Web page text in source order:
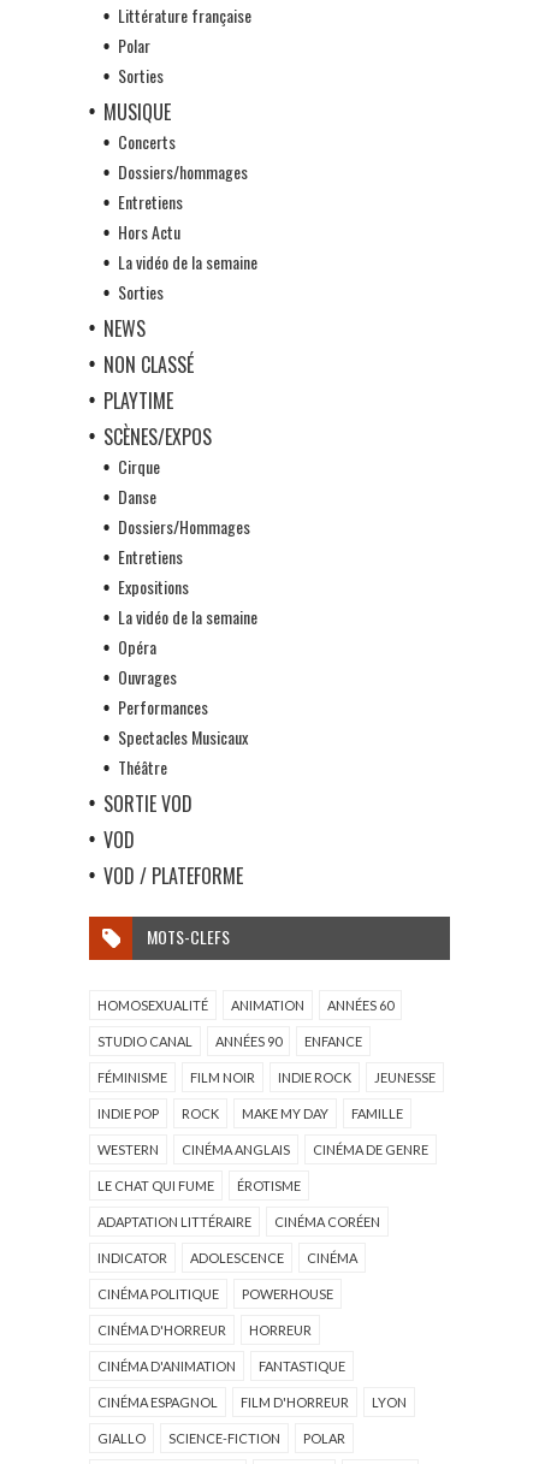
Littérature française
Polar
Sorties
MUSIQUE
Concerts
Dossiers/hommages
Entretiens
Hors Actu
La vidéo de la semaine
Sorties
NEWS
NON CLASSÉ
PLAYTIME
SCÈNES/EXPOS
Cirque
Danse
Dossiers/Hommages
Entretiens
Expositions
La vidéo de la semaine
Opéra
Ouvrages
Performances
Spectacles Musicaux
Théâtre
SORTIE VOD
VOD
VOD / PLATEFORME
MOTS-CLEFS
HOMOSEXUALITÉ ANIMATION ANNÉES 60
STUDIO CANAL ANNÉES 90 ENFANCE
FÉMINISME FILM NOIR INDIE ROCK JEUNESSE
INDIE POP ROCK MAKE MY DAY FAMILLE
WESTERN CINÉMA ANGLAIS CINÉMA DE GENRE
LE CHAT QUI FUME ÉROTISME
ADAPTATION LITTÉRAIRE CINÉMA CORÉEN
INDICATOR ADOLESCENCE CINÉMA
CINÉMA POLITIQUE POWERHOUSE
CINÉMA D'HORREUR HORREUR
CINÉMA D'ANIMATION FANTASTIQUE
CINÉMA ESPAGNOL FILM D'HORREUR LYON
GIALLO SCIENCE-FICTION POLAR